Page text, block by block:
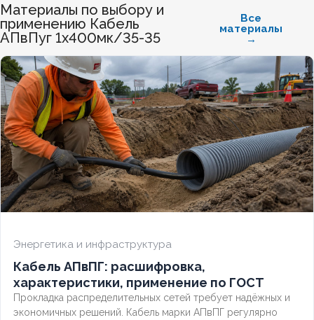
Материалы по выбору и
применению Кабель
АПвПуг 1х400мк/35-35
Все
материалы
→
Энергетика и инфраструктура
Кабель АПвПГ: расшифровка,
характеристики, применение по ГОСТ
Прокладка распределительных сетей требует надёжных и
экономичных решений. Кабель марки АПвПГ регулярно